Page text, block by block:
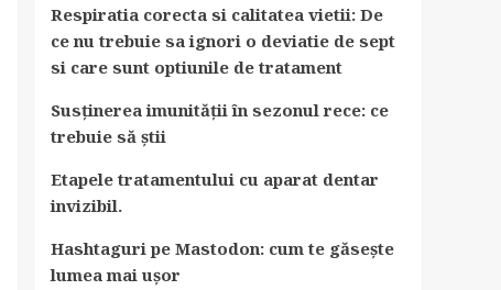
Respiratia corecta si calitatea vietii: De
ce nu trebuie sa ignori o deviatie de sept
si care sunt optiunile de tratament
Susținerea imunității în sezonul rece: ce
trebuie să știi
Etapele tratamentului cu aparat dentar
invizibil.
Hashtaguri pe Mastodon: cum te găsește
lumea mai ușor